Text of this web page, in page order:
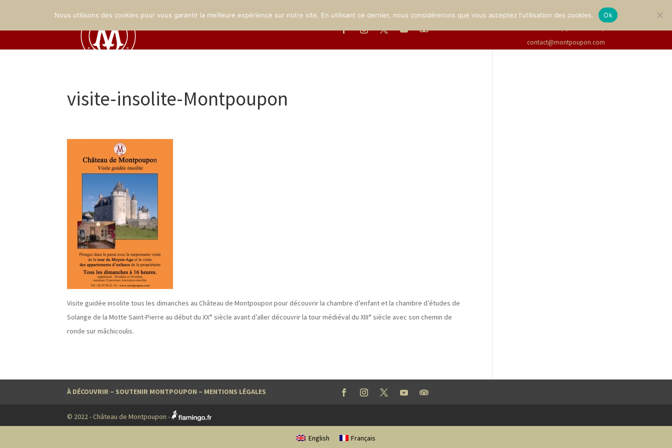
THE CHATEAU THE MUSEUM THE GROUNDS EVENTS GALLERY TICKETS English
+33(0)2 47 94 21 15/
contact@montpoupon.com
visite-insolite-Montpoupon
Visite guidée insolite tous les dimanches au Château de Montpoupon pour découvrir la chambre d’enfant et la chambre d’études de
Solange de la Motte Saint-Pierre au début du XX° siècle avant d’aller découvrir la tour médiéval du XIII° siècle avec son chemin de
ronde sur mâchicoulis.
À DÉCOUVRIR – SOUTENIR MONTPOUPON – MENTIONS LÉGALES
© 2022 - Château de Montpoupon -
English Français
Nous utilisons des cookies pour vous garantir la meilleure expérience sur notre site. En utilisant ce dernier, nous considérerons que vous acceptez l'utilisation des cookies. Ok